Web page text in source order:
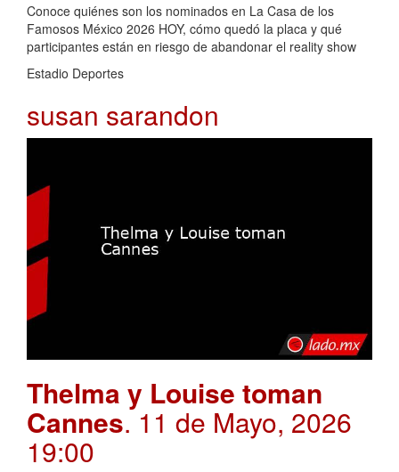
Conoce quiénes son los nominados en La Casa de los
Famosos México 2026 HOY, cómo quedó la placa y qué
participantes están en riesgo de abandonar el reality show
Estadio Deportes
susan sarandon
Thelma y Louise toman
Cannes. 11 de Mayo, 2026
19:00